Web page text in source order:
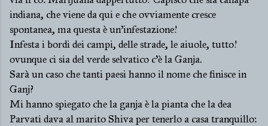
indiana, che viene da qui e che ovviamente cresce
spontanea, ma questa è un'infestazione!
Infesta i bordi dei campi, delle strade, le aiuole, tutto!
ovunque ci sia del verde selvatico c'è la Ganja.
Sarà un caso che tanti paesi hanno il nome che finisce in
Ganj?
Mi hanno spiegato che la ganja è la pianta che la dea
Parvati dava al marito Shiva per tenerlo a casa tranquillo: